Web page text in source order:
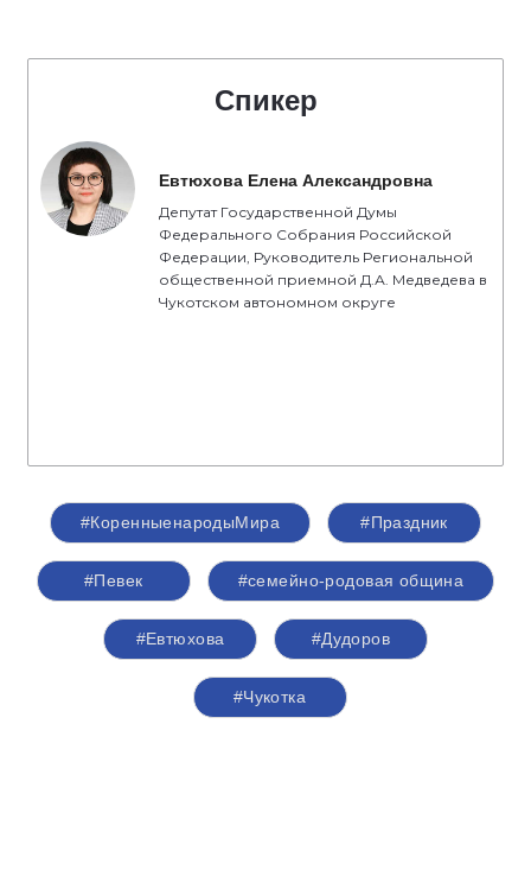
Спикер
Евтюхова Елена Александровна
Депутат Государственной Думы
Федерального Собрания Российской
Федерации, Руководитель Региональной
общественной приемной Д.А. Медведева в
Чукотском автономном округе
#КоренныенародыМира #Праздник
#Певек #семейно-родовая община
#Евтюхова #Дудоров
#Чукотка